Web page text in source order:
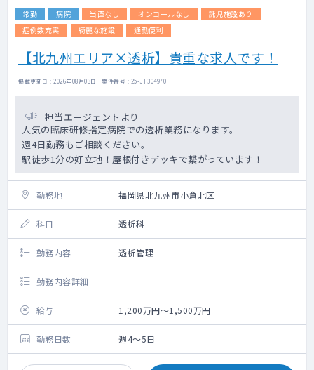
常勤 病院 当直なし オンコールなし
託児施設あり
症例数充実
綺麗な施設 通勤便利
【北九州エリア×透析】貴重な求人です！
掲載更新日 : 2026年08月03日 案件番号 : 25-JF304970
担当エージェントより
人気の臨床研修指定病院での透析業務になります。
週4日勤務もご相談ください。
駅徒歩1分の好立地！屋根付きデッキで繋がっています！
勤務地 福岡県北九州市小倉北区
科目 透析科
勤務内容 透析管理
勤務内容詳細
給与 1,200万円～1,500万円
勤務日数 週4～5日